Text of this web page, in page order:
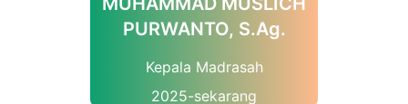
PURWANTO, S.Ag.
Kepala Madrasah
2025-sekarang